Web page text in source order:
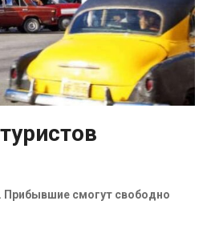
Прибывшие смогут свободно